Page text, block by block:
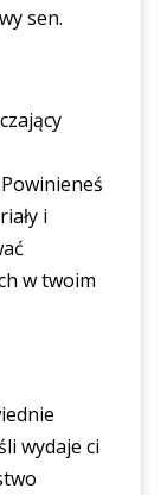
sen.
i
w twoim
wydaje ci